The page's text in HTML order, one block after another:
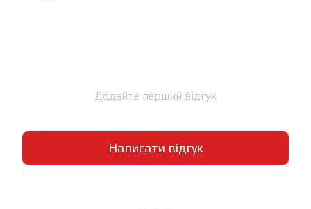
Додайте перший відгук
Написати відгук